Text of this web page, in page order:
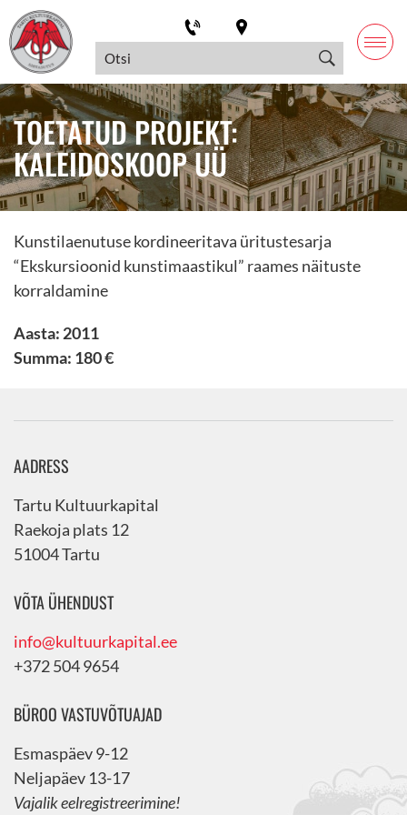
TOETATUD PROJEKT:
KALEIDOSKOOP UÜ
Kunstilaenutuse kordineeritava üritustesarja
“Ekskursioonid kunstimaastikul” raames näituste
korraldamine
Aasta: 2011
Summa: 180 €
AADRESS
Tartu Kultuurkapital
Raekoja plats 12
51004 Tartu
VÕTA ÜHENDUST
info@kultuurkapital.ee
+372 504 9654
BÜROO VASTUVÕTUAJAD
Esmaspäev 9-12
Neljapäev 13-17
Vajalik eelregistreerimine!